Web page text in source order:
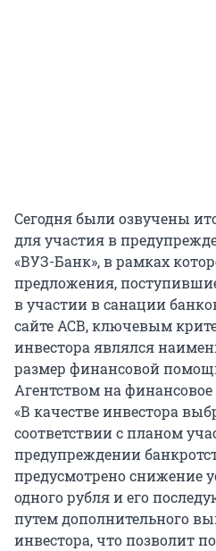
Сегодня были озвучены
для участия в
«ВУЗ-Банк», в рамках
предложения,
в участии в санации
сайте АСВ, ключевым
инвестора являлся
размер финансовой
Агентством на
«В качестве инвестора
соответствии с планом
предупреждении
предусмотрено снижение
одного рубля и его
путем дополнительного
инвестора, что позволит